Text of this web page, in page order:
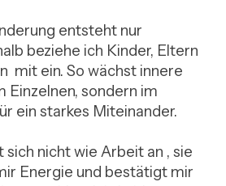
entsteht nur
beziehe ich Kinder, Eltern
mit ein. So wächst innere
Einzelnen, sondern im
ein starkes Miteinander.
nicht wie Arbeit an , sie
Energie und bestätigt mir